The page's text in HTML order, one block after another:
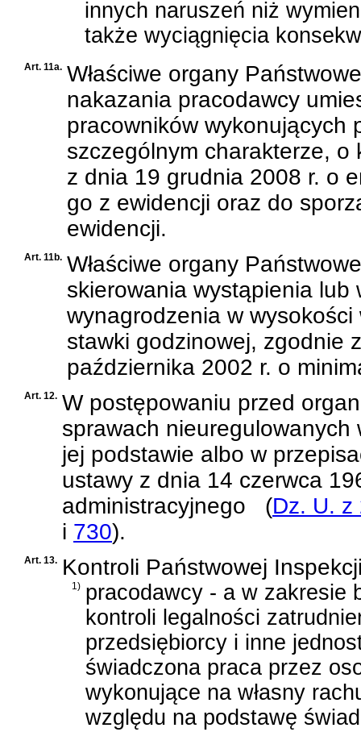
innych naruszeń niż
także wyciągnięcia
Art. 11a. Właściwe organy
nakazania pracodawcy
pracowników wykonujących
szczególnym charakterze,
z dnia 19 grudnia 2008 r. o
go z ewidencji oraz do
ewidencji.
Art. 11b. Właściwe organy
skierowania wystąpienia lub
wynagrodzenia w
stawki godzinowej, zgodnie
października 2002 r. o
Art. 12. W postępowaniu przed
sprawach
jej podstawie albo w
ustawy z dnia 14 czerwca
administracyjnego
(Dz. U. z
i 730).
Art. 13. Kontroli Państwowej
1) pracodawcy - a w zakresie
kontroli legalności
przedsiębiorcy i inne
świadczona praca przez
wykonujące na własny
względu na podstawę